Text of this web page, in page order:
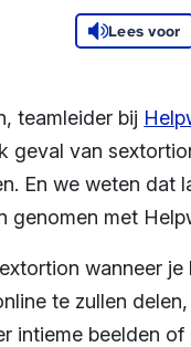
Lees voor
teamleider bij
geval van
En we weten dat
genomen met
wanneer
te zullen
intieme beelden